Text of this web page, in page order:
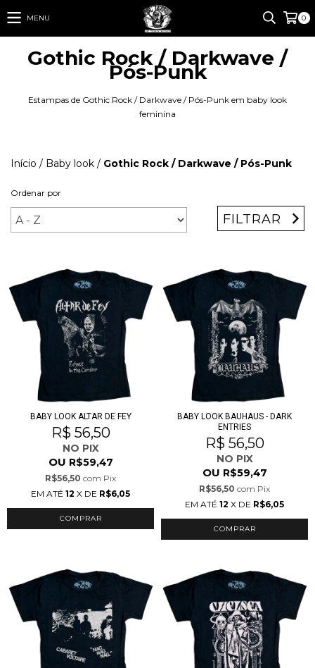
MENU 0
Gothic Rock / Darkwave /
Pós-Punk
Estampas de Gothic Rock / Darkwave / Pós-Punk em baby look
feminina
Início / Baby look / Gothic Rock / Darkwave / Pós-Punk
Ordenar por
FILTRAR
BABY LOOK ALTAR DE FEY
R$ 56,50
NO PIX
OU R$59,47
R$56,50 com Pix
EM ATÉ 12 X DE R$6,05
COMPRAR
BABY LOOK BAUHAUS - DARK
ENTRIES
R$ 56,50
NO PIX
OU R$59,47
R$56,50 com Pix
EM ATÉ 12 X DE R$6,05
COMPRAR